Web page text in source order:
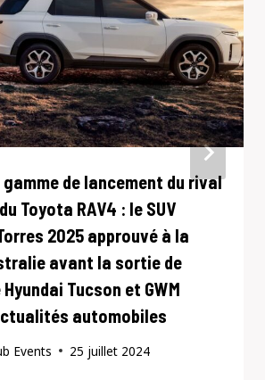
de lancement du rival
Toyota RAV4 : le SUV
2025 approuvé à la
avant la sortie de
Tucson et GWM
automobiles
Events 25 juillet 2024